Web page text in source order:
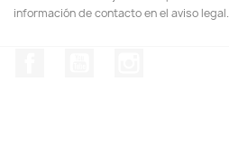
información de contacto en el aviso legal.